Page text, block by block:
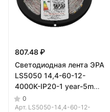
807.48 ₽
Светодиодная лента ЭРА
LS5050 14,4-60-12-
4000K-IP20-1 year-5m
нейтральный белый свет
0
Арт. LS5050-14,4-60-12-